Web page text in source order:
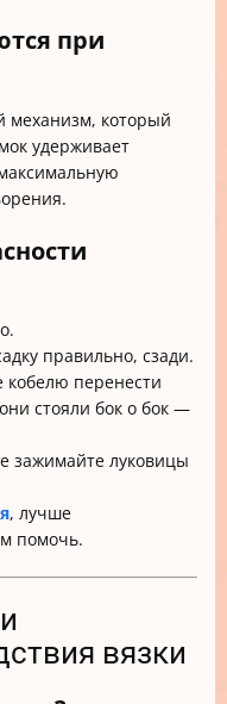
при
механизм, который
удерживает
правильно, сзади.
кобелю перенести
стояли бок о бок —
зажимайте луковицы
, лучше
помочь.
вязки